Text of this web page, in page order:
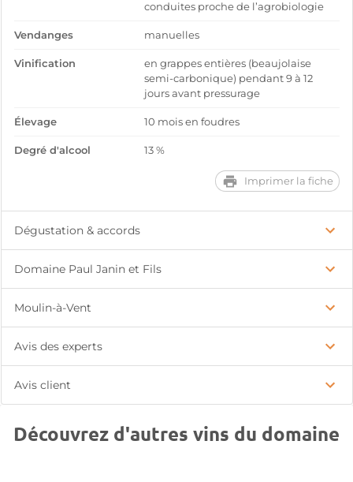
conduites proche de l’agrobiologie
Vendanges manuelles
Vinification
en grappes entières (beaujolaise
semi-carbonique) pendant 9 à 12
jours avant pressurage
Élevage 10 mois en foudres
Degré d'alcool 13 %
Imprimer la fiche
Dégustation & accords
Domaine Paul Janin et Fils
Moulin-à-Vent
Avis des experts
Avis client
Découvrez d'autres vins du domaine